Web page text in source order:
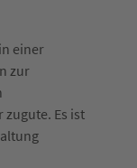
einer
zur
Es ist